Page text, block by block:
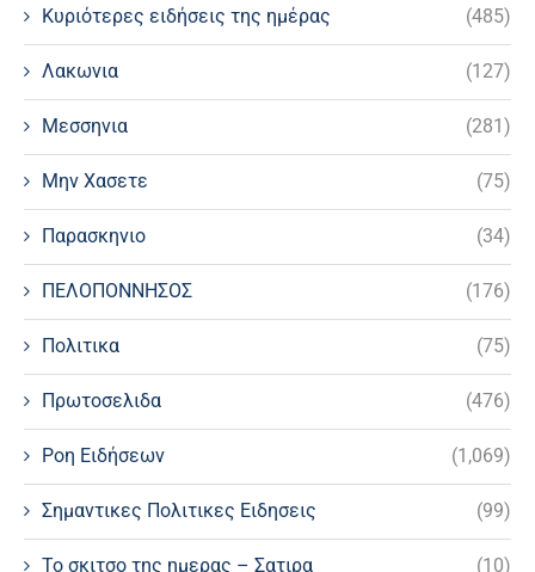
Κυριότερες ειδήσεις της ημέρας (485)
Λακωνια (127)
Μεσσηνια (281)
Μην Χασετε (75)
Παρασκηνιο (34)
ΠΕΛΟΠΟΝΝΗΣΟΣ (176)
Πολιτικα (75)
Πρωτοσελιδα (476)
Ροη Ειδήσεων (1,069)
Σημαντικες Πολιτικες Ειδησεις (99)
Το σκιτσο της ημερας – Σατιρα (10)